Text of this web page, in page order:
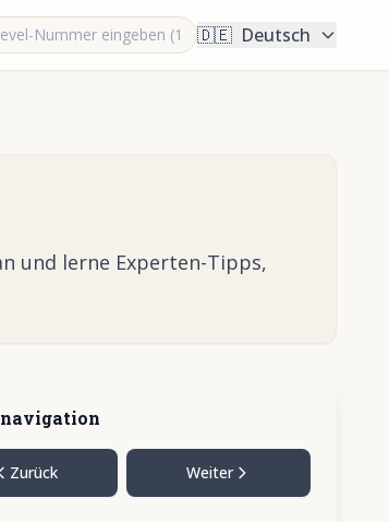
🇩🇪 Deutsch
und lerne Experten-Tipps,
Zurück Weiter